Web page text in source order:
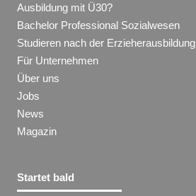
Ausbildung mit Ü30?
Bachelor Professional Sozialwesen
Studieren nach der Erzieherausbildung
Für Unternehmen
Über uns
Jobs
News
Magazin
Startet bald